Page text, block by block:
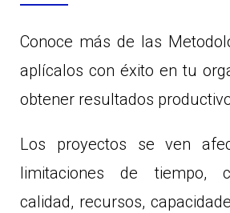
Conoce más de las
aplícalos con éxito en tu
obtener resultados
Los proyectos se ven
limitaciones de tiempo,
calidad, recursos,